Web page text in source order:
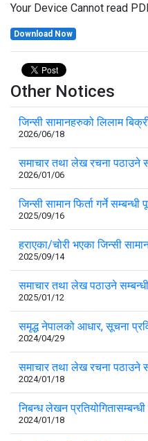
Your Device Cannot read
Download Now
Other Notices
जिन्सी सामानहरुको लिलाम
2026/06/18
समाचार तथा लेख रचना पठाउने
2026/01/06
जिन्सी सामान फिर्ता गर्ने
2025/09/16
हराएका/चोरी भएका जिन्सी
2025/09/14
समाचार तथा लेख पठाउने
2025/01/12
समृद्ध नेपालको आधार, सूचना
2024/04/29
समाचार तथा लेख रचना पठाउने
2024/01/18
निबन्ध लेखन
2024/01/18